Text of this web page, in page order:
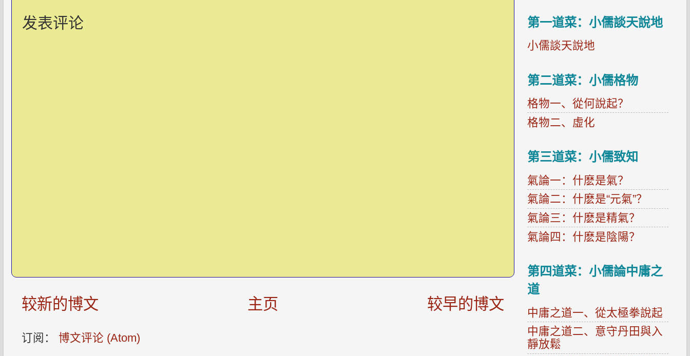
发表评论
较新的博文 较早的博文
主页
订阅： 博文评论 (Atom)
第一道菜：小儒談天說地
小儒談天說地
第二道菜：小儒格物
格物一、從何說起？
格物二、虛化
第三道菜：小儒致知
氣論一：什麽是氣？
氣論二：什麽是“元氣”？
氣論三：什麽是精氣？
氣論四：什麽是陰陽？
第四道菜：小儒論中庸之
道
中庸之道一、從太極拳說起
中庸之道二、意守丹田與入
靜放鬆